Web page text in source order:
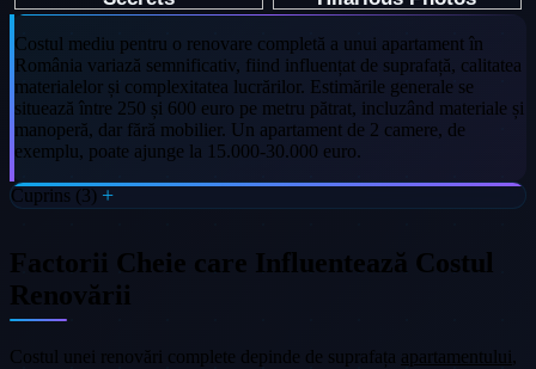
Costul mediu pentru o renovare completă a unui apartament în
România variază semnificativ, fiind influențat de suprafață, calitatea
materialelor și complexitatea lucrărilor. Estimările generale se
situează între 250 și 600 euro pe metru pătrat, incluzând materiale și
manoperă, dar fără mobilier. Un apartament de 2 camere, de
exemplu, poate ajunge la 15.000-30.000 euro.
Cuprins (3)
Factorii Cheie care Influentează Costul
Renovării
Costul unei renovări complete depinde de suprafața apartamentului,